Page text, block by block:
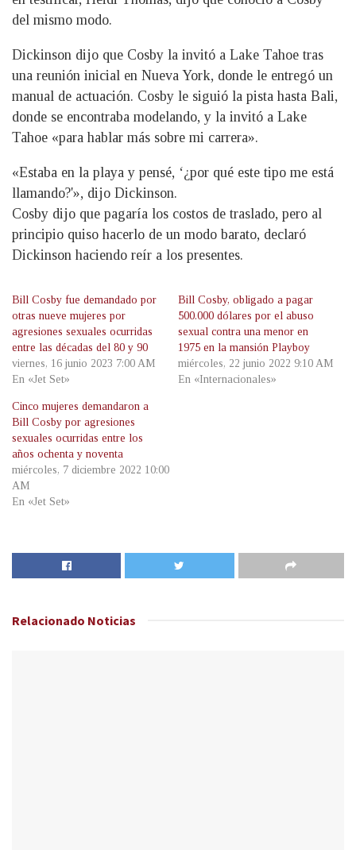
del mismo modo.
Dickinson dijo que Cosby la invitó a Lake Tahoe tras
una reunión inicial en Nueva York, donde le entregó un
manual de actuación. Cosby le siguió la pista hasta Bali,
donde se encontraba modelando, y la invitó a Lake
Tahoe «para hablar más sobre mi carrera».
«Estaba en la playa y pensé, ‘¿por qué este tipo me está
llamando?'», dijo Dickinson.
Cosby dijo que pagaría los costos de traslado, pero al
principio quiso hacerlo de un modo barato, declaró
Dickinson haciendo reír a los presentes.
Bill Cosby fue demandado por
otras nueve mujeres por
agresiones sexuales ocurridas
entre las décadas del 80 y 90
viernes, 16 junio 2023 7:00 AM
En «Jet Set»
Bill Cosby, obligado a pagar
500.000 dólares por el abuso
sexual contra una menor en
1975 en la mansión Playboy
miércoles, 22 junio 2022 9:10 AM
En «Internacionales»
Cinco mujeres demandaron a
Bill Cosby por agresiones
sexuales ocurridas entre los
años ochenta y noventa
miércoles, 7 diciembre 2022 10:00
AM
En «Jet Set»
Relacionado Noticias